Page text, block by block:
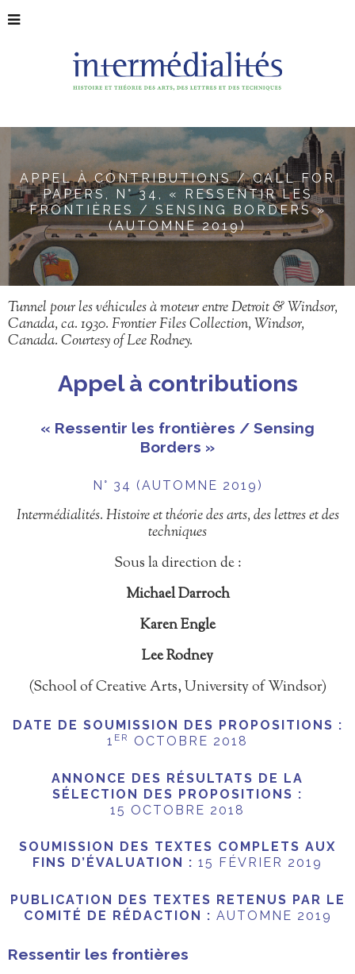
APPEL À CONTRIBUTIONS / CALL FOR
PAPERS, N° 34, « RESSENTIR LES
FRONTIÈRES / SENSING BORDERS »
(AUTOMNE 2019)
Tunnel pour les véhicules à moteur entre Detroit & Windsor,
Canada, ca. 1930. Frontier Files Collection, Windsor,
Canada. Courtesy of Lee Rodney.
Appel à contributions
« Ressentir les frontières / Sensing
Borders »
N° 34 (AUTOMNE 2019)
Intermédialités. Histoire et théorie des arts, des lettres et des
techniques
Sous la direction de :
Michael Darroch
Karen Engle
Lee Rodney
(School of Creative Arts, University of Windsor)
DATE DE SOUMISSION DES PROPOSITIONS :
1 ER OCTOBRE 2018
ANNONCE DES RÉSULTATS DE LA
SÉLECTION DES PROPOSITIONS :
15 OCTOBRE 2018
SOUMISSION DES TEXTES COMPLETS AUX
FINS D’ÉVALUATION : 15 FÉVRIER 2019
PUBLICATION DES TEXTES RETENUS PAR LE
COMITÉ DE RÉDACTION : AUTOMNE 2019
Ressentir les frontières